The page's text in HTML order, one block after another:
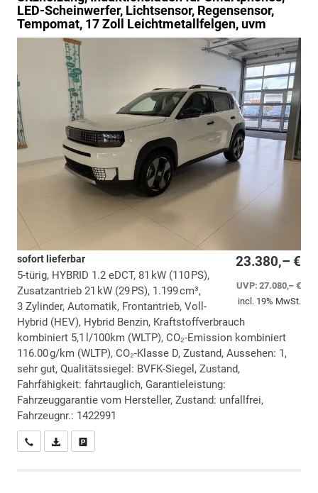
LED-Scheinwerfer, Lichtsensor, Regensensor,
Tempomat, 17 Zoll Leichtmetallfelgen, uvm
23.380,– €
UVP:27.080,– €
incl. 19% MwSt.
sofort lieferbar
5-türig, HYBRID 1.2 eDCT, 81 kW (110 PS),
Zusatzantrieb 21 kW (29 PS), 1.199 cm³,
3 Zylinder, Automatik, Frontantrieb, Voll-
Hybrid (HEV), Hybrid Benzin, Kraftstoffverbrauch
kombiniert 5,1 l/100km (WLTP), CO₂-Emission kombiniert
116.00 g/km (WLTP), CO₂-Klasse D, Zustand, Aussehen: 1,
sehr gut, Qualitätssiegel: BVFK-Siegel, Zustand,
Fahrfähigkeit: fahrtauglich, Garantieleistung:
Fahrzeuggarantie vom Hersteller, Zustand: unfallfrei,
Fahrzeugnr.: 1422991
Wir rufen Sie anPDF-Datei, Fahrzeugexposé drucken